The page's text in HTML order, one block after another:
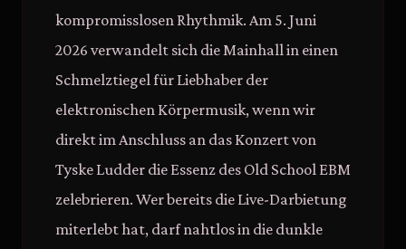
kompromisslosen Rhythmik. Am 5. Juni
2026 verwandelt sich die Mainhall in einen
Schmelztiegel für Liebhaber der
elektronischen Körpermusik, wenn wir
direkt im Anschluss an das Konzert von
Tyske Ludder die Essenz des Old School EBM
zelebrieren. Wer bereits die Live-Darbietung
miterlebt hat, darf nahtlos in die dunkle